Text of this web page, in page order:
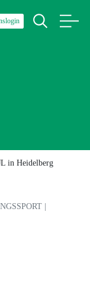
in Heidelberg
|